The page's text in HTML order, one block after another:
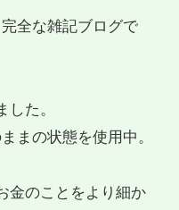
全な雑記ブログで
た。
まの状態を使用中。
金のことをより細か